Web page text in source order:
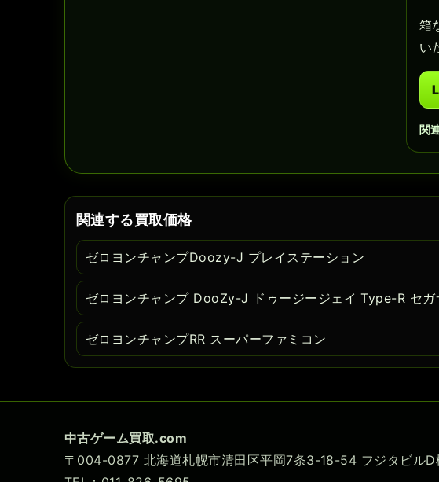
箱
い
関
関連する買取価格
ゼロヨンチャンプDoozy-J プレイステーション
ゼロヨンチャンプ DooZy-J ドゥージージェイ Type-R セガ
ゼロヨンチャンプRR スーパーファミコン
中古ゲーム買取.com
〒004-0877 北海道札幌市清田区平岡7条3-18-54 フジタビルD